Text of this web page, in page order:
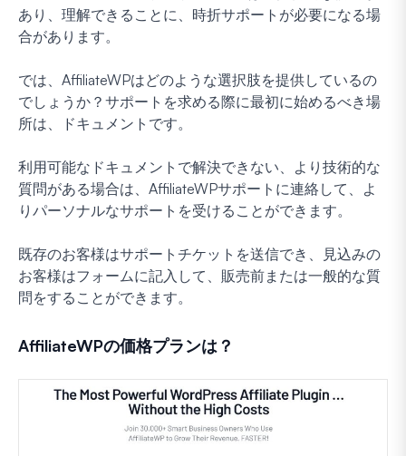
あり、理解できることに、時折サポートが必要になる場
合があります。
では、AffiliateWPはどのような選択肢を提供しているの
でしょうか？サポートを求める際に最初に始めるべき場
所は、ドキュメントです。
利用可能なドキュメントで解決できない、より技術的な
質問がある場合は、AffiliateWPサポートに連絡して、よ
りパーソナルなサポートを受けることができます。
既存のお客様はサポートチケットを送信でき、見込みの
お客様はフォームに記入して、販売前または一般的な質
問をすることができます。
AffiliateWPの価格プランは？